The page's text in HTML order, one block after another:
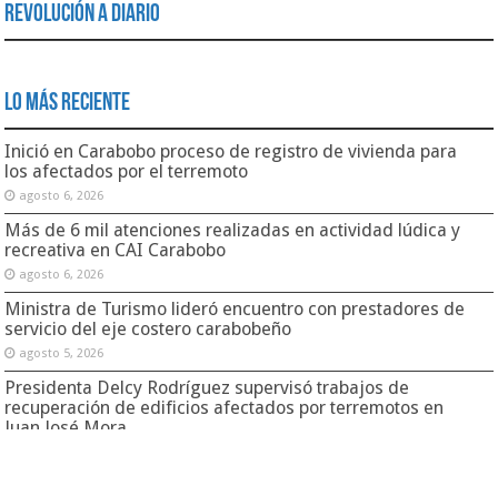
Revolución a Diario
Lo Más Reciente
Inició en Carabobo proceso de registro de vivienda para
los afectados por el terremoto
agosto 6, 2026
Más de 6 mil atenciones realizadas en actividad lúdica y
recreativa en CAI Carabobo
agosto 6, 2026
Ministra de Turismo lideró encuentro con prestadores de
servicio del eje costero carabobeño
agosto 5, 2026
Presidenta Delcy Rodríguez supervisó trabajos de
recuperación de edificios afectados por terremotos en
Juan José Mora